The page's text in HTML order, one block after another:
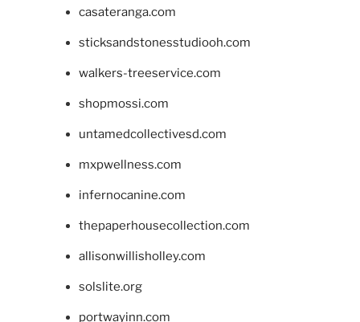
casateranga.com
sticksandstonesstudiooh.com
walkers-treeservice.com
shopmossi.com
untamedcollectivesd.com
mxpwellness.com
infernocanine.com
thepaperhousecollection.com
allisonwillisholley.com
solslite.org
portwayinn.com